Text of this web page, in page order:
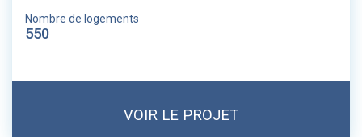
Nombre de logements
550
VOIR LE PROJET